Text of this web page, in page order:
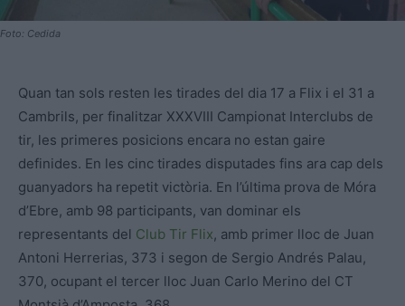
Foto: Cedida
Quan tan sols resten les tirades del dia 17 a Flix i el 31 a
Cambrils, per finalitzar XXXVIII Campionat Interclubs de
tir, les primeres posicions encara no estan gaire
definides. En les cinc tirades disputades fins ara cap dels
guanyadors ha repetit victòria. En l’última prova de Móra
d’Ebre, amb 98 participants, van dominar els
representants del Club Tir Flix, amb primer lloc de Juan
Antoni Herrerias, 373 i segon de Sergio Andrés Palau,
370, ocupant el tercer lloc Juan Carlo Merino del CT